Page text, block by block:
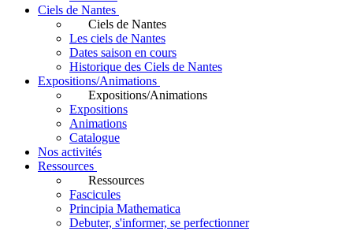
Ciels de Nantes
Ciels de Nantes
Les ciels de Nantes
Dates saison en cours
Historique des Ciels de Nantes
Expositions/Animations
Expositions/Animations
Expositions
Animations
Catalogue
Nos activités
Ressources
Ressources
Fascicules
Principia Mathematica
Debuter, s'informer, se perfectionner